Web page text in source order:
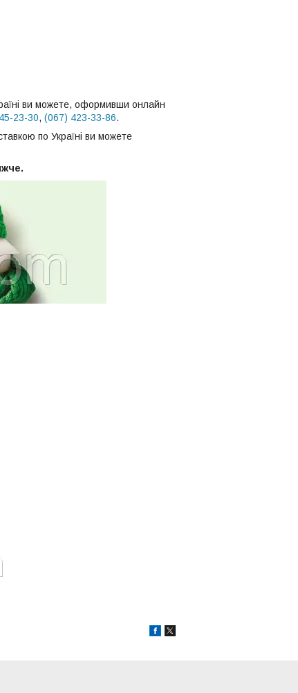
ви можете, оформивши онлайн
23-30, (067) 423-33-86.
по Україні ви можете